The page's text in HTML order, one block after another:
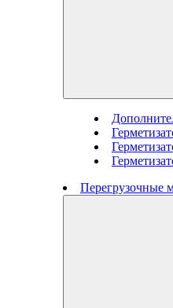
Перегрузочные